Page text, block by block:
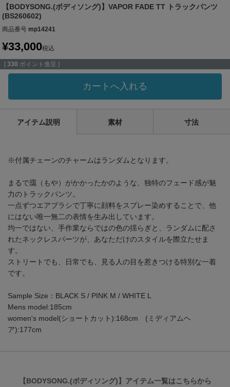
【BODYSONG.(ボディソング)】VAPOR FADE TT トラックパンツ
(BS260602)
商品番号 mp14241
¥33,000税込
[ 330 ポイント進呈 ]
カートへ入れる
アイテム説明 素材 寸法
※付属チェーンのチャームはランダムとなります。
まるで靄（もや）がかかったかのような、独特のフェード感が魅
力のトラックパンツ。
一点ずつエアブラシで丁寧に顔料をスプレー染めすることで、他
にはない唯一無二の表情を生み出しています。
均一ではない、手作業ならではの色の揺らぎと、ランダムに配さ
れたネックレスパーツが、あなただけのスタイルを際立たせま
す。
ストリートでも、日常でも、見る人の目を惹きつける特別な一着
です。
Sample Size：BLACK S / PINK M / WHITE L
Mens model:185cm
women's model(ショートカット):168cm (ミディアムヘ
ア):177cm
【BODYSONG.(ボディソング)】アイテム一覧はこちらから